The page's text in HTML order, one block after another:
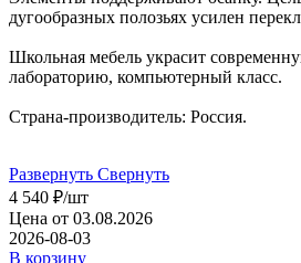
дугообразных полозьях усилен
Школьная мебель украсит
лабораторию, компьютерный класс.
Страна-
Развернуть Свернуть
4 540 ₽/шт
Цена от 03.08.2026
2026-08-03
В корзину